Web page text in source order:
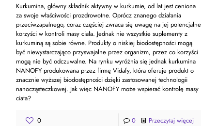
Kurkumina, główny składnik aktywny w kurkumie, od lat jest ceniona
za swoje właściwości prozdrowotne. Oprócz znanego działania
przeciwzapalnego, coraz częściej zwraca się uwagę na jej potencjalne
korzyści w kontroli masy ciała. Jednak nie wszystkie suplementy z
kurkuminą są sobie równe. Produkty o niskiej biodostępności mogą
być niewystarczająco przyswajalne przez organizm, przez co korzyści
mogą nie być odczuwalne. Na rynku wyróżnia się jednak kurkumina
NANOFY produkowana przez firmę Vidafy, która oferuje produkt o
znacznie wyższej biodostępności dzięki zastosowanej technologii
nanocząsteczkowej. Jak więc NANOFY może wspierać kontrolę masy
ciała?
0 0 Przeczytaj więcej